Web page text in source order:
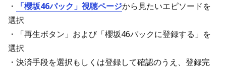
・
「櫻坂46パック」視聴ページから見たいエピソードを
選択
・「再生ボタン」および「櫻坂46パックに登録する」を
選択
・決済手段を選択もしくは登録して確認のうえ、登録完